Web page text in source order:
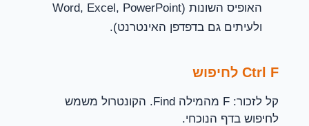
האופיס השונות (Word, Excel, PowerPoint
ולעיתים גם בדפדפן האינטרנט).
Ctrl F לחיפוש
קל לזכור: F מהמילה Find. הקונטרול משמש
לחיפוש בדף הנוכחי.